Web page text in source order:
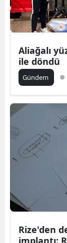
Aliağalı
ile döndü
Gündem
Rize'den
implantı: